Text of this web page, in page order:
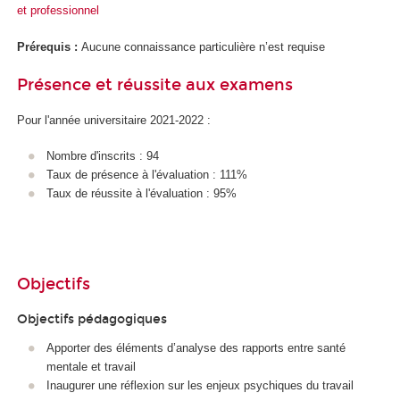
et professionnel
Prérequis : Aucune connaissance particulière n’est requise
Présence et réussite aux examens
Pour l'année universitaire 2021-2022 :
Nombre d'inscrits : 94
Taux de présence à l'évaluation : 111%
Taux de réussite à l'évaluation : 95%
Objectifs
Objectifs pédagogiques
Apporter des éléments d’analyse des rapports entre santé
mentale et travail
Inaugurer une réflexion sur les enjeux psychiques du travail